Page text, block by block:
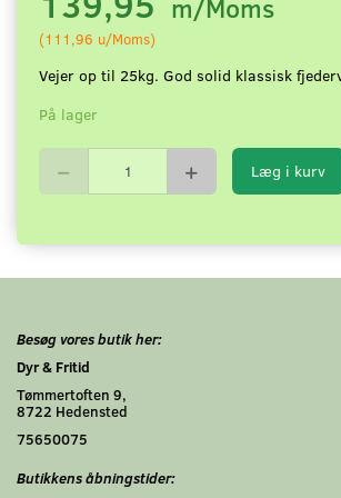
m/Moms
(111,96 u/Moms)
Vejer op til 25kg. God solid klassisk
På lager
Læg i kurv
Besøg vores butik her:
Dyr & Fritid
Tømmertoften 9,
8722 Hedensted
75650075
Butikkens åbningstider: